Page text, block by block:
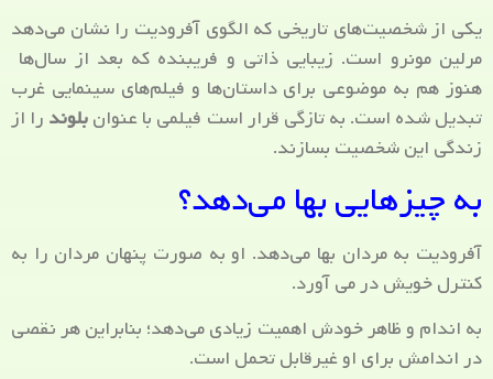
یکی از شخصیت‌های تاریخی که الگوی آفرودیت را نشان می‌دهد
مرلین مونرو است. زیبایی ذاتی و فریبنده که بعد از سال‌ها
هنوز هم به موضوعی برای داستان‌ها و فیلم‌های سینمایی غرب
تبدیل شده است. به تازگی قرار است فیلمی با عنوانبلوند را از
زندگی این شخصیت بسازند.
به چیزهایی بها می‌دهد؟
آفرودیت به مردان بها می‌دهد. او به صورت پنهان مردان را به
کنترل خویش در می آورد.
به اندام و ظاهر خودش اهمیت زیادی می‌دهد؛ بنابراین هر نقصی
در اندامش برای او غیرقابل تحمل است.